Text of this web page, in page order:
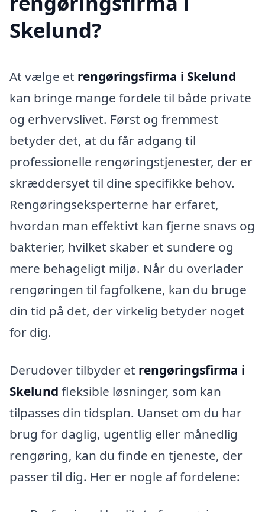
Skelund?
At vælge et rengøringsfirma i Skelund
kan bringe mange fordele til både private
og erhvervslivet. Først og fremmest
betyder det, at du får adgang til
professionelle rengøringstjenester, der er
skræddersyet til dine specifikke behov.
Rengøringseksperterne har erfaret,
hvordan man effektivt kan fjerne snavs og
bakterier, hvilket skaber et sundere og
mere behageligt miljø. Når du overlader
rengøringen til fagfolkene, kan du bruge
din tid på det, der virkelig betyder noget
for dig.
Derudover tilbyder et rengøringsfirma i
Skelund fleksible løsninger, som kan
tilpasses din tidsplan. Uanset om du har
brug for daglig, ugentlig eller månedlig
rengøring, kan du finde en tjeneste, der
passer til dig. Her er nogle af fordelene: